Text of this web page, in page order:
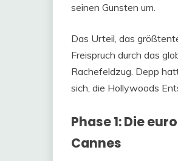
seinen Gunsten um.
Das Urteil, das
Freispruch durch das
Rachefeldzug. Depp
sich, die Hollywoods
Phase 1: Die
Cannes